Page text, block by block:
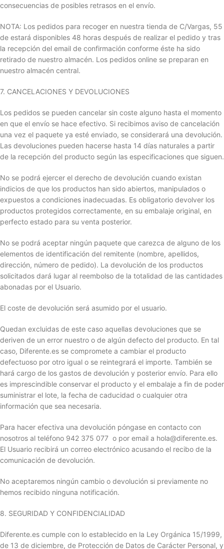
consecuencias de posibles retrasos en el envío.
NOTA: Los pedidos para recoger en nuestra tienda de C/Vargas, 55
de estará disponibles 48 horas después de realizar el pedido y tras
la recepción del email de confirmación conforme éste ha sido
retirado de nuestro almacén. Los pedidos online se preparan en
nuestro almacén central.
7. CANCELACIONES Y DEVOLUCIONES
Los pedidos se pueden cancelar sin coste alguno hasta el momento
en que el envío se hace efectivo. Si recibimos aviso de cancelación
una vez el paquete ya esté enviado, se considerará una devolución.
Las devoluciones pueden hacerse hasta 14 días naturales a partir
de la recepción del producto según las especificaciones que siguen.
No se podrá ejercer el derecho de devolución cuando existan
indicios de que los productos han sido abiertos, manipulados o
expuestos a condiciones inadecuadas. Es obligatorio devolver los
productos protegidos correctamente, en su embalaje original, en
perfecto estado para su venta posterior.
No se podrá aceptar ningún paquete que carezca de alguno de los
elementos de identificación del remitente (nombre, apellidos,
dirección, número de pedido). La devolución de los productos
solicitados dará lugar al reembolso de la totalidad de las cantidades
abonadas por el Usuario.
El coste de devolución será asumido por el usuario.
Quedan excluidas de este caso aquellas devoluciones que se
deriven de un error nuestro o de algún defecto del producto. En tal
caso, Diferente.es se compromete a cambiar el producto
defectuoso por otro igual o se reintegrará el importe. También se
hará cargo de los gastos de devolución y posterior envío. Para ello
es imprescindible conservar el producto y el embalaje a fin de poder
suministrar el lote, la fecha de caducidad o cualquier otra
información que sea necesaria.
Para hacer efectiva una devolución póngase en contacto con
nosotros al teléfono 942 375 077 o por email a hola@diferente.es.
El Usuario recibirá un correo electrónico acusando el recibo de la
comunicación de devolución.
No aceptaremos ningún cambio o devolución si previamente no
hemos recibido ninguna notificación.
8. SEGURIDAD Y CONFIDENCIALIDAD
Diferente.es cumple con lo establecido en la Ley Orgánica 15/1999,
de 13 de diciembre, de Protección de Datos de Carácter Personal, y